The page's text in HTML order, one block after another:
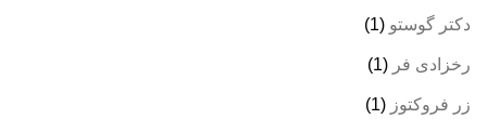
دکتر گوستو (1)
رخزادی فر (1)
زر فروکتوز (1)